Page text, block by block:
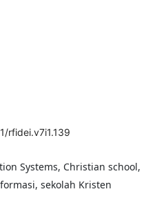
rfidei.v7i1.139
Systems, Christian school,
sekolah Kristen